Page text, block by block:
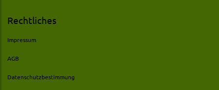
Rechtliches
Impressum
AGB
Datenschutzbestimmung